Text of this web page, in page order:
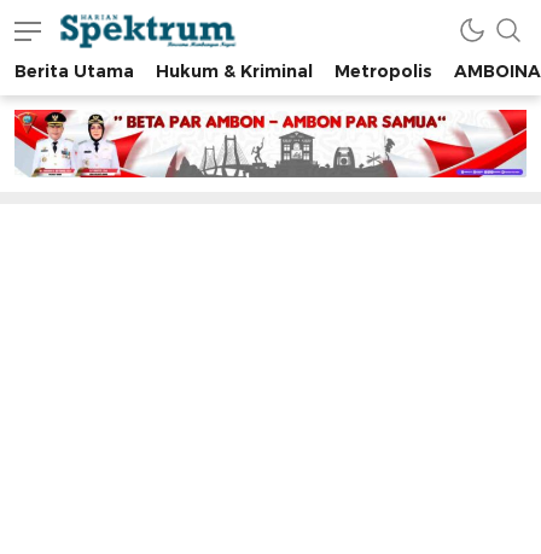
spektrumonline.com
Berita Utama Hukum & Kriminal Metropolis AMBOINA